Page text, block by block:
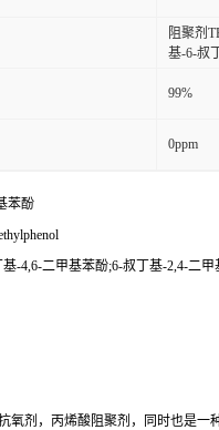
阻聚剂
基-6-叔
99%
0ppm
苯酚
-4,6-二甲基苯酚;6-叔丁基-2,4-二
氧剂，丙烯酸阻聚剂，同时也是一